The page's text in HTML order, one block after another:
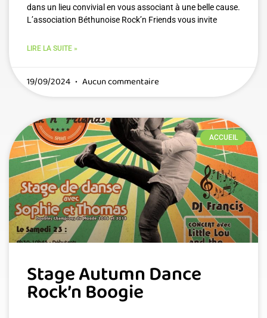
dans un lieu convivial en vous associant à une belle cause.
L’association Béthunoise Rock’n Friends vous invite
LIRE LA SUITE »
19/09/2024 Aucun commentaire
ACCUEIL
Stage Autumn Dance
Rock’n Boogie